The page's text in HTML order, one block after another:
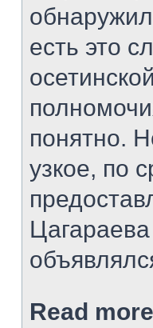
есть это
понятно.
узкое, по
Read